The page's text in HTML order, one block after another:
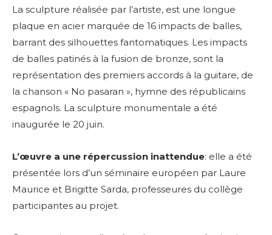
La sculpture réalisée par l’artiste, est une longue
plaque en acier marquée de 16 impacts de balles,
barrant des silhouettes fantomatiques. Les impacts
de balles patinés à la fusion de bronze, sont la
représentation des premiers accords à la guitare, de
la chanson « No pasaran », hymne des républicains
espagnols. La sculpture monumentale a été
inaugurée le 20 juin.
L’œuvre a une répercussion inattendue: elle a été
présentée lors d’un séminaire européen par Laure
Maurice et Brigitte Sarda, professeures du collège
participantes au projet.